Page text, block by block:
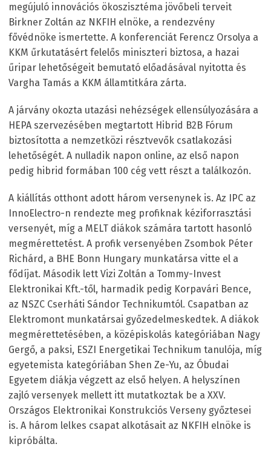
megújuló innovációs ökoszisztéma jövőbeli terveit
Birkner Zoltán az NKFIH elnöke, a rendezvény
fővédnöke ismertette. A konferenciát Ferencz Orsolya a
KKM űrkutatásért felelős miniszteri biztosa, a hazai
űripar lehetőségeit bemutató előadásával nyitotta és
Vargha Tamás a KKM államtitkára zárta.
A járvány okozta utazási nehézségek ellensúlyozására a
HEPA szervezésében megtartott Hibrid B2B Fórum
biztosította a nemzetközi résztvevők csatlakozási
lehetőségét. A nulladik napon online, az első napon
pedig hibrid formában 100 cég vett részt a találkozón.
A kiállítás otthont adott három versenynek is. Az IPC az
InnoElectro-n rendezte meg profiknak kéziforrasztási
versenyét, míg a MELT diákok számára tartott hasonló
megmérettetést. A profik versenyében Zsombok Péter
Richárd, a BHE Bonn Hungary munkatársa vitte el a
fődíjat. Második lett Vizi Zoltán a Tommy-Invest
Elektronikai Kft.-től, harmadik pedig Korpavári Bence,
az NSZC Cserháti Sándor Technikumtól. Csapatban az
Elektromont munkatársai győzedelmeskedtek. A diákok
megmérettetésében, a középiskolás kategóriában Nagy
Gergő, a paksi, ESZI Energetikai Technikum tanulója, míg
egyetemista kategóriában Shen Ze-Yu, az Óbudai
Egyetem diákja végzett az első helyen. A helyszínen
zajló versenyek mellett itt mutatkoztak be a XXV.
Országos Elektronikai Konstrukciós Verseny győztesei
is. A három lelkes csapat alkotásait az NKFIH elnöke is
kipróbálta.